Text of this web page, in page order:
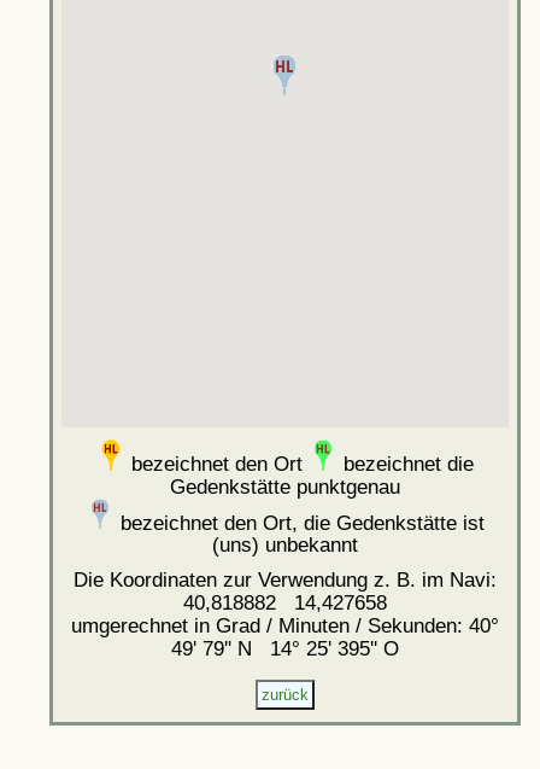
bezeichnet den Ort
bezeichnet die
Gedenkstätte punktgenau
bezeichnet den Ort, die Gedenkstätte ist
(uns) unbekannt
Die Koordinaten zur Verwendung z. B. im Navi:
40,818882 14,427658
umgerechnet in Grad / Minuten / Sekunden: 40°
49' 79'' N 14° 25' 395'' O